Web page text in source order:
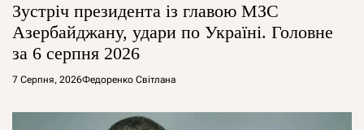
Зустріч президента із главою МЗС
Азербайджану, удари по Україні. Головне
за 6 серпня 2026
7 Серпня, 2026Федоренко Світлана